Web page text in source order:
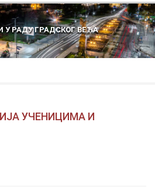
У РАДУ ГРАДСКОГ ВЕЋА
УЧЕНИЦИМА И